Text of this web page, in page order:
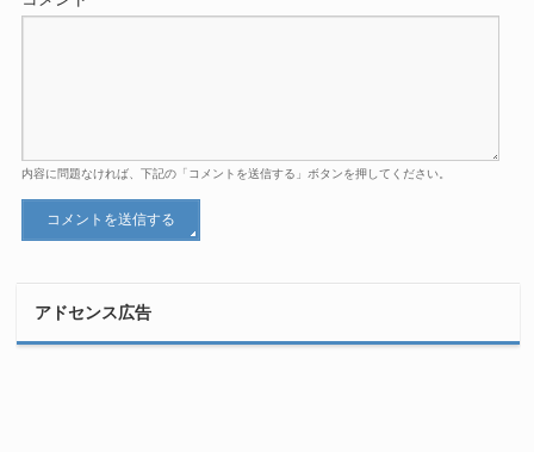
内容に問題なければ、下記の「コメントを送信する」ボタンを押してください。
アドセンス広告